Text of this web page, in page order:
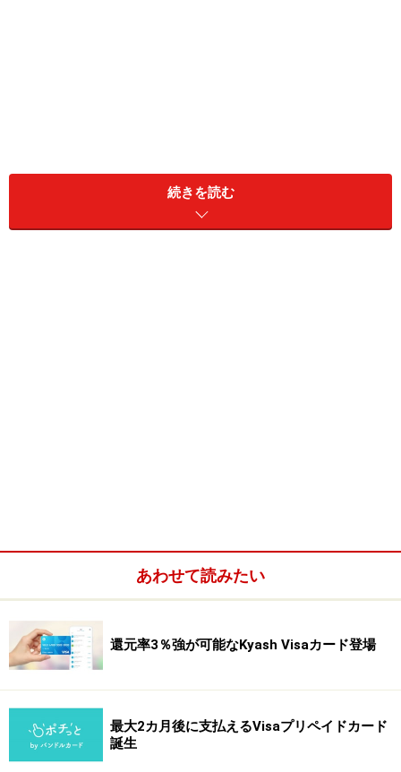
こから５００メートルほど南下したところにジャスコ久
里浜店がありました。その間に挟まれるように久里浜商
店街が広がっているのです。商店会協同組合の森下守久
理事長は、「イオンの出店の話があったときに、これは
起爆剤になると思いました。それにはＷＡＯＮを使える
ようにして、私たち商店街全体がイオンのモールのよう
ら、お互いに助け合わないと共倒れになる。共存共栄の
時代です」とその狙いを述べています。イオンのモール
続きを読む
あわせて読みたい
還元率3％強が可能なKyash Visaカード登場
最大2カ月後に支払えるVisaプリペイドカード
誕生